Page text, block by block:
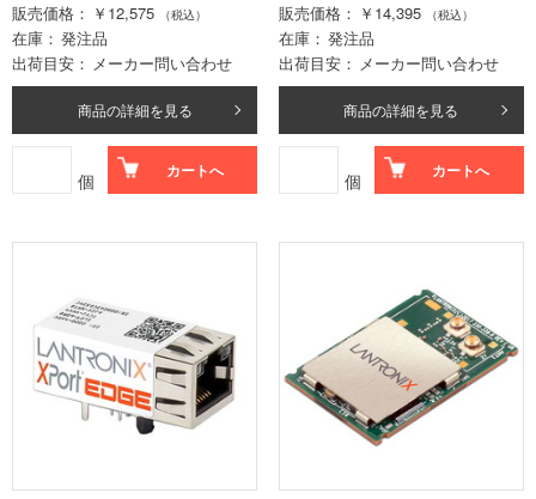
販売価格
￥12,575 （税込）
在庫
発注品
出荷目安
メーカー問い合わせ
商品の詳細を見る
個 カートへ
販売価格
￥14,395 （税込）
在庫
発注品
出荷目安
メーカー問い合わせ
商品の詳細を見る
個 カートへ